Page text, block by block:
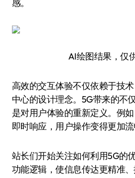
感。
AI绘图结果，仅
高效的交互体验不仅依赖于技
中心的设计理念。5G带来的不
是对用户体验的重新定义。例
即时响应，用户操作变得更加流
站长们开始关注如何利用5G的
功能逻辑，使信息传达更精准、